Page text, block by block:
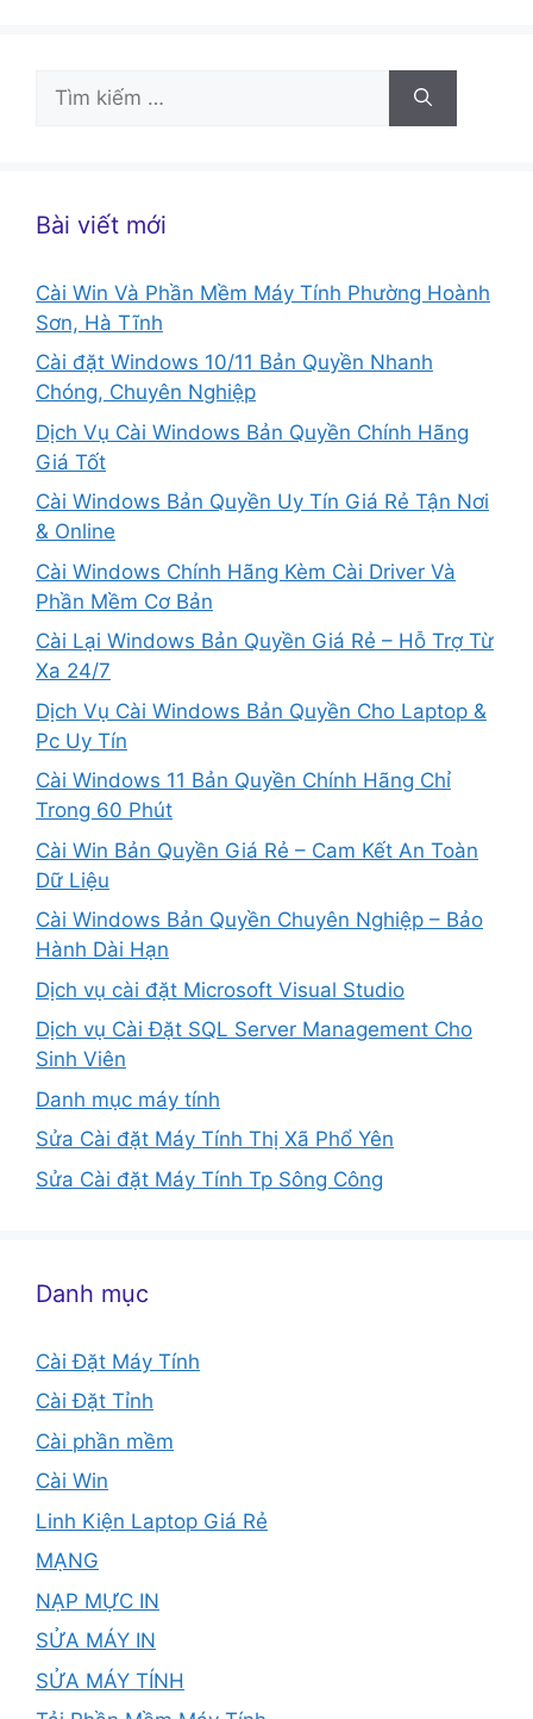
Tìm
kiếm
Bài viết mới
Cài Win Và Phần Mềm Máy Tính Phường Hoành
Sơn, Hà Tĩnh
Cài đặt Windows 10/11 Bản Quyền Nhanh
Chóng, Chuyên Nghiệp
Dịch Vụ Cài Windows Bản Quyền Chính Hãng
Giá Tốt
Cài Windows Bản Quyền Uy Tín Giá Rẻ Tận Nơi
& Online
Cài Windows Chính Hãng Kèm Cài Driver Và
Phần Mềm Cơ Bản
Cài Lại Windows Bản Quyền Giá Rẻ – Hỗ Trợ Từ
Xa 24/7
Dịch Vụ Cài Windows Bản Quyền Cho Laptop &
Pc Uy Tín
Cài Windows 11 Bản Quyền Chính Hãng Chỉ
Trong 60 Phút
Cài Win Bản Quyền Giá Rẻ – Cam Kết An Toàn
Dữ Liệu
Cài Windows Bản Quyền Chuyên Nghiệp – Bảo
Hành Dài Hạn
Dịch vụ cài đặt Microsoft Visual Studio
Dịch vụ Cài Đặt SQL Server Management Cho
Sinh Viên
Danh mục máy tính
Sửa Cài đặt Máy Tính Thị Xã Phổ Yên
Sửa Cài đặt Máy Tính Tp Sông Công
Danh mục
Cài Đặt Máy Tính
Cài Đặt Tỉnh
Cài phần mềm
Cài Win
Linh Kiện Laptop Giá Rẻ
MẠNG
NẠP MỰC IN
SỬA MÁY IN
SỬA MÁY TÍNH